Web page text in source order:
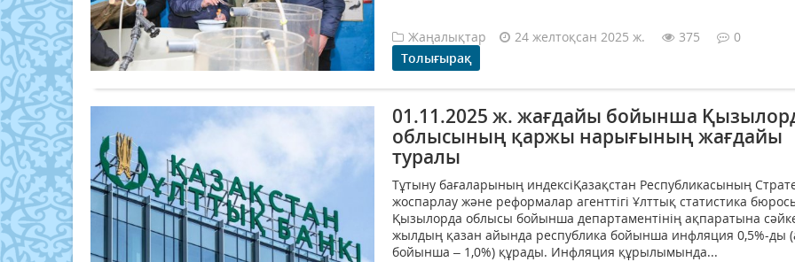
Жаңалықтар 24 желтоқсан 2025 ж. 375
0
Толығырақ
01.11.2025 ж. жағдайы бойынша
облысының қаржы нарығының жағдайы
туралы
Тұтыну бағаларының индексіҚазақстан Республикасының
жоспарлау және реформалар агенттігі Ұлттық статистика
Қызылорда облысы бойынша департаментінің ақпаратына
жылдың қазан айында республика бойынша инфляция 0,5%-ды
бойынша – 1,0%) құрады. Инфляция құрылымында...